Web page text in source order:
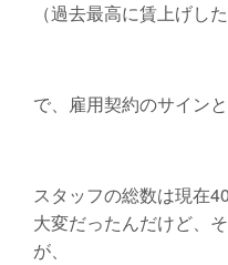
（過去最高に賃上げし
で、雇用契約のサイン
スタッフの総数は現在
大変だったんだけど、
が、